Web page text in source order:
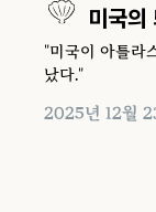
미국
"미국이 아틀라
났다."
2025년 12월